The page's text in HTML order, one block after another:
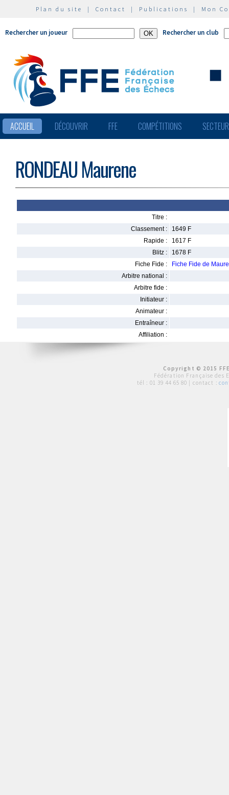
Plan du site | Contact | Publications | Mon
Rechercher un joueur Rechercher un club
ACCUEIL DÉCOUVRIR FFE COMPÉTITIONS
RONDEAU Maurene
Titre :
Classement :
1649 F
Rapide :
1617 F
Blitz :
1678 F
Fiche Fide :
Fiche Fide de
Arbitre national :
Arbitre fide :
Initiateur :
Animateur :
Entraîneur :
Affiliation :
Copyright © 2015
Fédération Française des
tél : 01 39 44 65 80 | contact :